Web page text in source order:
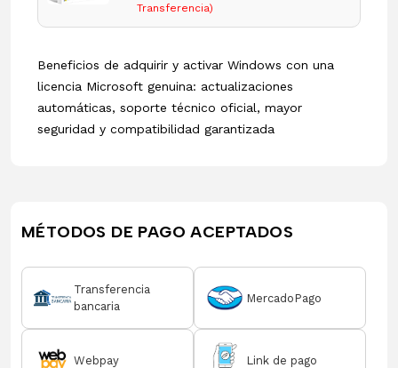
Transferencia)
Beneficios de adquirir y activar Windows con una
licencia Microsoft genuina: actualizaciones
automáticas, soporte técnico oficial, mayor
seguridad y compatibilidad garantizada
MÉTODOS DE PAGO ACEPTADOS
Transferencia
bancaria
MercadoPago
Webpay Link de pago